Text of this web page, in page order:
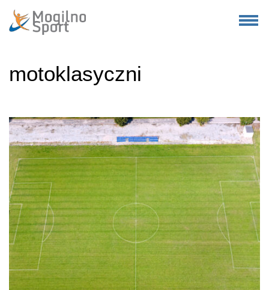
motoklasyczni